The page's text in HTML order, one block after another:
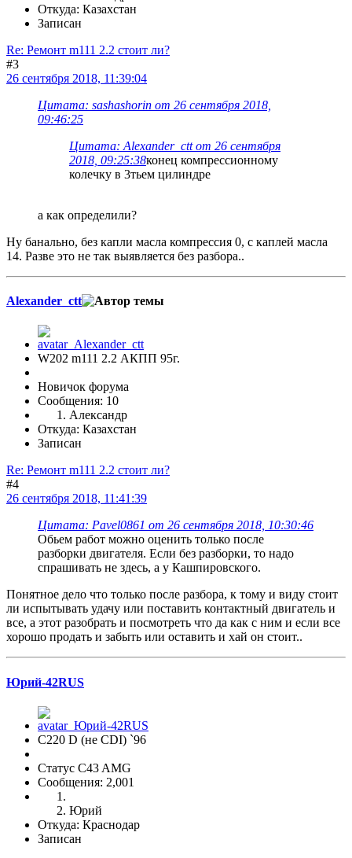
Откуда: Казахстан
Записан
Re: Ремонт m111 2.2 стоит ли?
#3
26 сентября 2018, 11:39:04
Цитата: sashashorin от 26 сентября 2018,
09:46:25
Цитата: Alexander_ctt от 26 сентября
2018, 09:25:38конец компрессионному
колечку в 3тьем цилиндре
а как определили?
Ну банально, без капли масла компрессия 0, с каплей масла
14. Разве это не так выявляется без разбора..
Alexander_ctt
W202 m111 2.2 АКПП 95г.
Новичок форума
Сообщения: 10
Александр
Откуда: Казахстан
Записан
Re: Ремонт m111 2.2 стоит ли?
#4
26 сентября 2018, 11:41:39
Цитата: Pavel0861 от 26 сентября 2018, 10:30:46
Обьем работ можно оценить только после
разборки двигателя. Если без разборки, то надо
спрашивать не здесь, а у Кашпировского.
Понятное дело что только после разбора, к тому и виду стоит
ли испытывать удачу или поставить контактный двигатель и
все, а этот разобрать и посмотреть что да как с ним и если все
хорошо продать и забыть или оставить и хай он стоит..
Юрий-42RUS
С220 D (не CDI) `96
Статус C43 AMG
Сообщения: 2,001
Юрий
Откуда: Краснодар
Записан